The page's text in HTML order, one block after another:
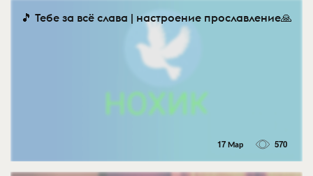
🎵 Тебе за всё слава | настроение прославление🙏
17 Мар 570